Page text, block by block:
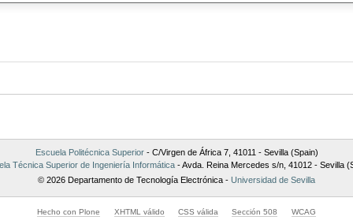
Escuela Politécnica Superior- C/Virgen de África 7, 41011 - Sevilla (Spain)
Técnica Superior de Ingeniería Informática- Avda. Reina Mercedes s/n, 41012 - Sevilla
© 2026 Departamento de Tecnología Electrónica - Universidad de Sevilla
Hecho con Plone XHTML válido CSS válida Sección 508 WCAG